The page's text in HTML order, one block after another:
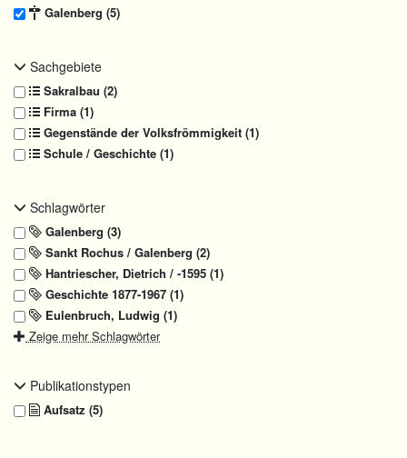
Galenberg (5)
Sachgebiete
Sakralbau (2)
Firma (1)
Gegenstände der Volksfrömmigkeit (1)
Schule / Geschichte (1)
Schlagwörter
Galenberg (3)
Sankt Rochus / Galenberg (2)
Hantriescher, Dietrich / -1595 (1)
Geschichte 1877-1967 (1)
Eulenbruch, Ludwig (1)
Zeige mehr Schlagwörter
Publikationstypen
Aufsatz (5)